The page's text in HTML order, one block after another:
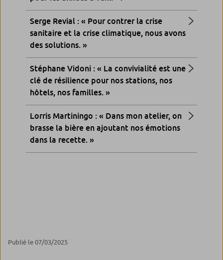
Serge Revial : « Pour contrer la crise
sanitaire et la crise climatique, nous avons
des solutions. »
Stéphane Vidoni : « La convivialité est une
clé de résilience pour nos stations, nos
hôtels, nos familles. »
Lorris Martiningo : « Dans mon atelier, on
brasse la bière en ajoutant nos émotions
dans la recette. »
Publié le 07/03/2025